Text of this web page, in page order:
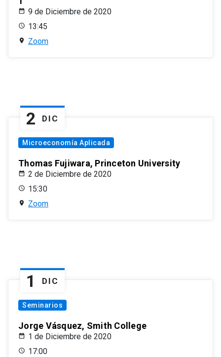
9 de Diciembre de 2020
13:45
Zoom
2 DIC
Microeconomía Aplicada
Thomas Fujiwara, Princeton University
2 de Diciembre de 2020
15:30
Zoom
1 DIC
Seminarios
Jorge Vásquez, Smith College
1 de Diciembre de 2020
17:00